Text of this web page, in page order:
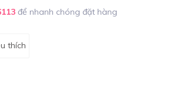
để nhanh chóng đặt hàng
thích